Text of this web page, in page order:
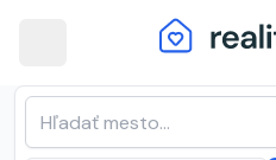
Horné Mladonice · Najnovšie
nehnuteľnosti na predaj
(1 inzerát)